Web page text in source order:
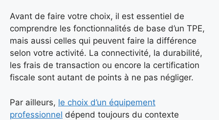
Avant de faire votre choix, il est essentiel de
comprendre les fonctionnalités de base d’un TPE,
mais aussi celles qui peuvent faire la différence
selon votre activité. La connectivité, la durabilité,
les frais de transaction ou encore la certification
fiscale sont autant de points à ne pas négliger.
Par ailleurs, le choix d’un équipement
professionnel dépend toujours du contexte